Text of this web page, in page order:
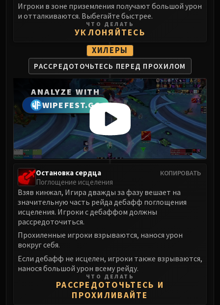
Игроки в зоне приземления получают большой урон
и отталкиваются. Выбегайте быстрее.
ЧТО ДЕЛАТЬ
УКЛОНЯЙТЕСЬ
ХИЛЕРЫ
РАССРЕДОТОЧЬТЕСЬ ПЕРЕД ПРОХИЛОМ
ANALYZE WITH
WIPEFEST.GG
КОПИРОВАТЬ
Остановка сердца
Поглощение исцеления
Взяв кинжал, Игира дважды за фазу вешает на
значительную часть рейда дебафф поглощения
исцеления. Игроки с дебаффом должны
рассредоточиться.
Прохиленные игроки взрываются, нанося урон
вокруг себя.
Если дебафф не исцелен, игроки также взрываются,
нанося большой урон всему рейду.
ЧТО ДЕЛАТЬ
РАССРЕДОТОЧЬТЕСЬ И
ПРОХИЛИВАЙТЕ